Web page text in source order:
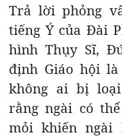
Trả lời phỏng
tiếng Ý của Đài
hình Thụy Sĩ,
định Giáo hội
không ai bị
rằng ngài có
mỏi khiến ngài